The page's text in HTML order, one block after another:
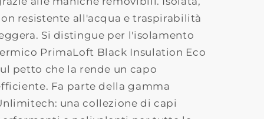
resistente all'acqua e traspirabilità
Si distingue per l'isolamento
PrimaLoft Black Insulation Eco
petto che la rende un capo
Fa parte della gamma
una collezione di capi